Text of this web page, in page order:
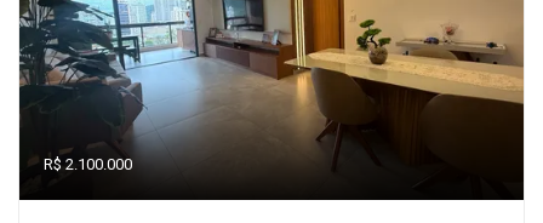
R$ 2.100.000